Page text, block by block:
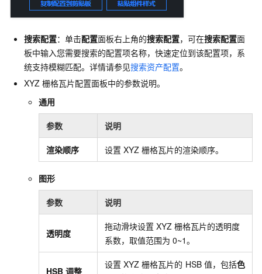
搜索配置：单击配置面板右上角的搜索配置，可在搜索配置面
板中输入您需要搜索的配置项名称，快速定位到该配置项，系
统支持模糊匹配。详情请参见搜索资产配置。
XYZ 栅格瓦片配置面板中的参数说明。
通用
参数 说明
渲染顺序 设置 XYZ 栅格瓦片的渲染顺序。
图形
参数 说明
透明度
拖动滑块设置 XYZ 栅格瓦片的透明度
系数，取值范围为 0~1。
HSB 调整
设置 XYZ 栅格瓦片的 HSB 值，包括色